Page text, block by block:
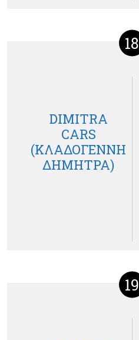
18
DIMITRA
CARS
(ΚΛΑΔΟΓΕΝΝΗ
ΔΗΜΗΤΡΑ)
19